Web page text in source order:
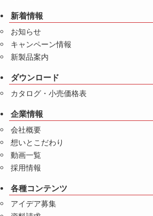
新着情報
お知らせ
キャンペーン情報
新製品案内
ダウンロード
カタログ・小売価格表
企業情報
会社概要
想いとこだわり
動画一覧
採用情報
各種コンテンツ
アイデア募集